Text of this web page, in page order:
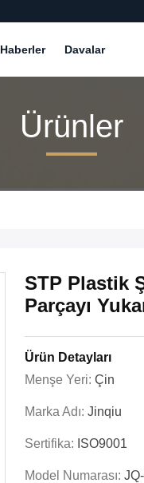
Haberler Davalar
Ürünler
STP Plastik
Parçayı
Ürün Detayları
Menşe Yeri: Çin
Marka Adı: Jinqiu
Sertifika: ISO9001
Model Numarası: